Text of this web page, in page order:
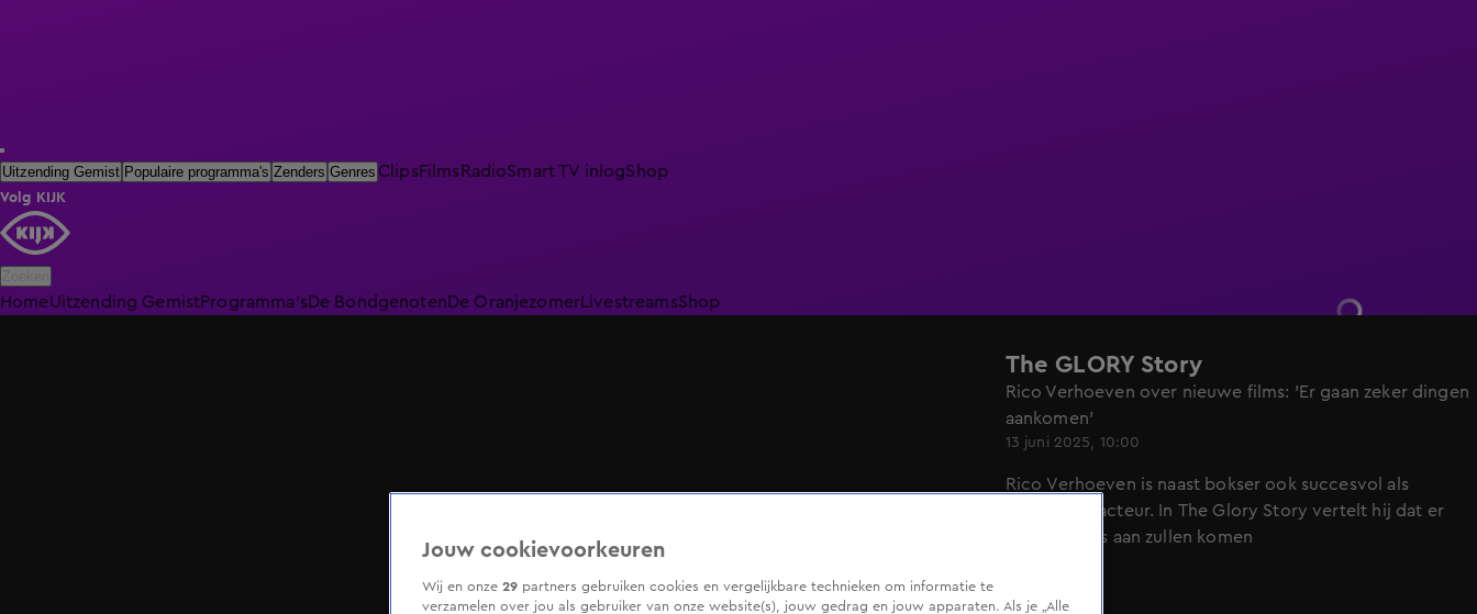
Uitzending Gemist Populaire programma's Zenders Genres ClipsFilmsRadioSmart TV inlogShop
Volg KIJK
HomeUitzending GemistProgramma'sDe BondgenotenDe Oranjezomer LivestreamsShop
The GLORY Story
Rico Verhoeven over nieuwe films: 'Er gaan zeker dingen
aankomen'
13 juni 2025, 10:00
Rico Verhoeven is naast bokser ook succesvol als
beginnend acteur. In The Glory Story vertelt hij dat er
nieuwe films aan zullen komen
Jouw cookievoorkeuren
Wij en onze 29 partners gebruiken cookies en vergelijkbare technieken om informatie te
verzamelen over jou als gebruiker van onze website(s), jouw gedrag en jouw apparaten. Als je „Alle